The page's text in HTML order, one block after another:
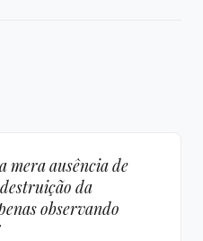
mera ausência de
da
observando